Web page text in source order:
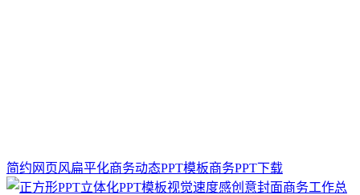
简约网页风扁平化商务动态PPT模板商务PPT下载